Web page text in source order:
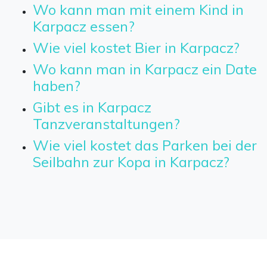
Wo kann man mit einem Kind in
Karpacz essen?
Wie viel kostet Bier in Karpacz?
Wo kann man in Karpacz ein Date
haben?
Gibt es in Karpacz
Tanzveranstaltungen?
Wie viel kostet das Parken bei der
Seilbahn zur Kopa in Karpacz?